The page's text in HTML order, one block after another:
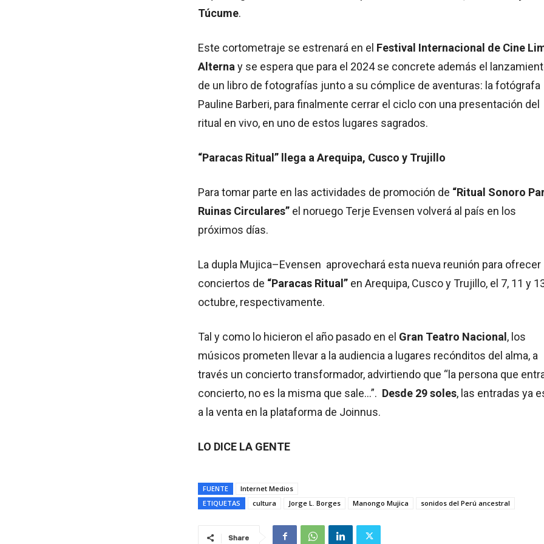
Túcume.
Este cortometraje se estrenará en el Festival Internacional de Cine
Alterna y se espera que para el 2024 se concrete además el
de un libro de fotografías junto a su cómplice de aventuras: la fotógrafa
Pauline Barberi, para finalmente cerrar el ciclo con una presentación del
ritual en vivo, en uno de estos lugares sagrados.
“Paracas Ritual” llega a Arequipa, Cusco y Trujillo
Para tomar parte en las actividades de promoción de “Ritual Sonoro
Ruinas Circulares” el noruego Terje Evensen volverá al país en los
próximos días.
La dupla Mujica–Evensen aprovechará esta nueva reunión para ofrecer
conciertos de “Paracas Ritual” en Arequipa, Cusco y Trujillo, el 7, 11 y
octubre, respectivamente.
Tal y como lo hicieron el año pasado en el Gran Teatro Nacional , los
músicos prometen llevar a la audiencia a lugares recónditos del alma, a
través un concierto transformador, advirtiendo que “la persona que
concierto, no es la misma que sale…”. Desde 29 soles, las entradas ya
a la venta en la plataforma de Joinnus.
LO DICE LA GENTE
FUENTE
Internet Medios
ETIQUETAS
cultura Jorge L. Borges Manongo Mujica sonidos del Perú ancestral
Share